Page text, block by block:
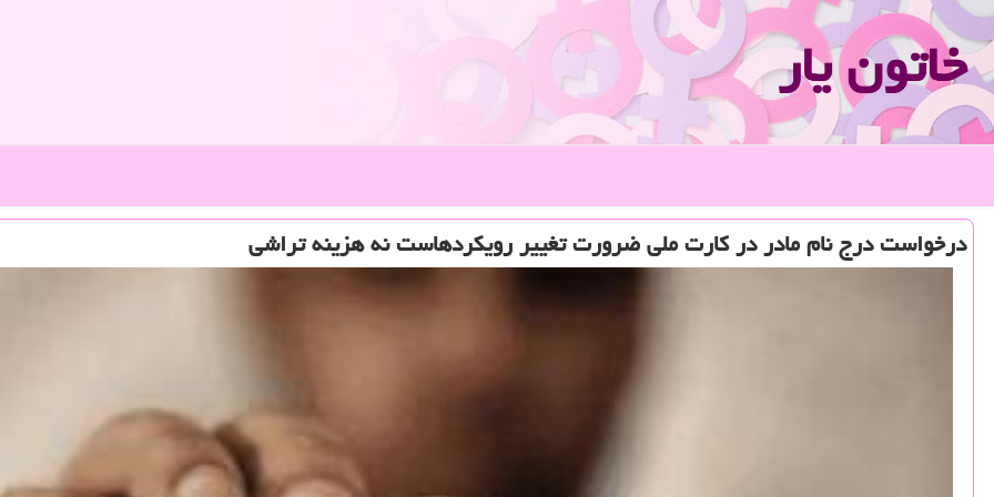
خاتون یار
درخواست درج نام مادر در كارت ملی ضرورت تغییر رویكردهاست نه هزینه تراشی